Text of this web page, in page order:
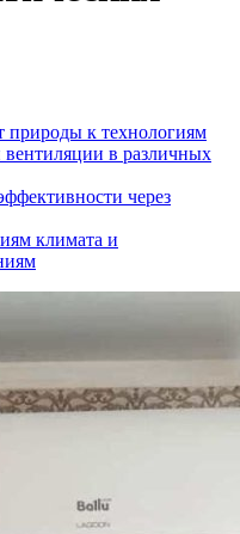
к технологиям
в различных
через
климата и